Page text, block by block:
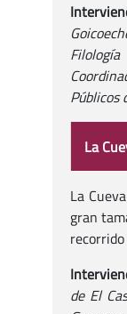
Públicos
La
La
gran
de El